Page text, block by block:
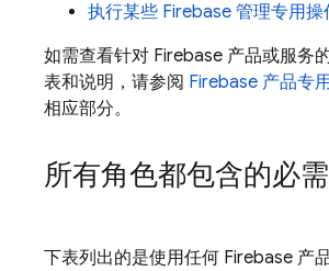
执行某些 Firebase 管理专用操
如需查看针对 Firebase 产品或服务
表和说明，请参阅 Firebase 产品专
相应部分。
所有角色都包含的必
下表列出的是使用任何 Firebase 产